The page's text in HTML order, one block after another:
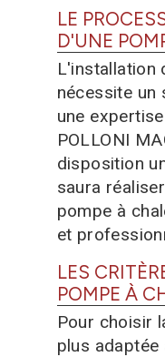
LE
D'UNE
L'installation
nécessite un
une
POLLONI
disposition
saura
pompe à
et
LES
POMPE À
Pour choisir
plus